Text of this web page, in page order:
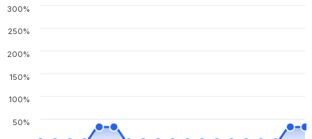
300%
250%
200%
150%
100%
50%